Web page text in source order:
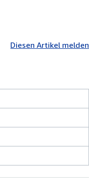
Diesen Artikel melden